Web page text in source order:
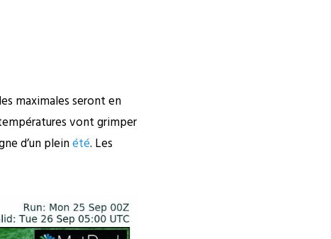
maximales seront en
vont grimper
d’un pleinété. Les